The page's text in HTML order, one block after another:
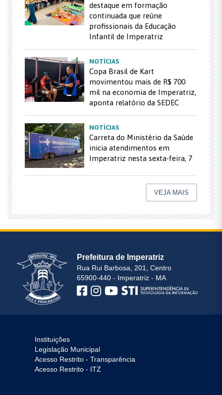
destaque em formação
continuada que reúne
profissionais da Educação
Infantil de Imperatriz
NOTÍCIAS
Copa Brasil de Kart
movimentou mais de R$ 700
mil na economia de Imperatriz,
aponta relatório da SEDEC
NOTÍCIAS
Carreta do Ministério da Saúde
inicia atendimentos em
Imperatriz nesta sexta-feira, 7
VEJA MAIS
Prefeitura de Imperatriz
Rua Rui Barbosa, 201, Centro
65900-440 - Imperatriz - MA
Instituições
Legislação Municipal
Acesso Restrito - Transparência
Acesso Restrito - ITZ